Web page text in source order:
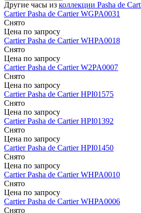
Другие часы из коллекции Pasha de
CartierPasha de CartierWGPA0031
Снято
Цена по запросу
CartierPasha de CartierWHPA0018
Снято
Цена по запросу
CartierPasha de CartierW2PA0007
Снято
Цена по запросу
CartierPasha de CartierHPI01575
Снято
Цена по запросу
CartierPasha de CartierHPI01392
Снято
Цена по запросу
CartierPasha de CartierHPI01450
Снято
Цена по запросу
CartierPasha de CartierWHPA0010
Снято
Цена по запросу
CartierPasha de CartierWHPA0006
Снято